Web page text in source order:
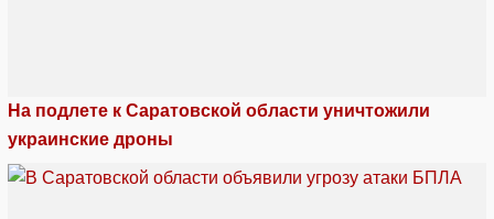
На подлете к Саратовской области уничтожили
украинские дроны